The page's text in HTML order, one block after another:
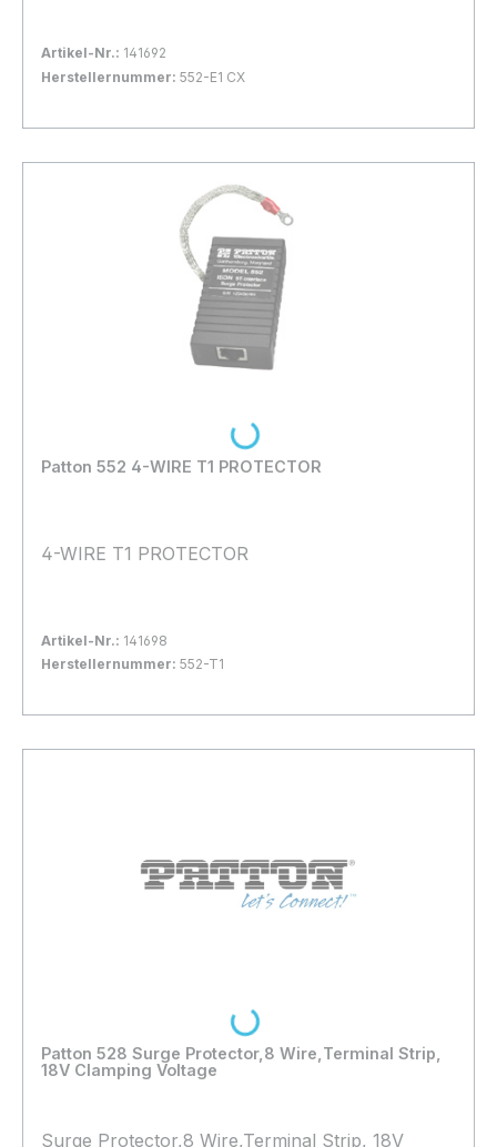
Artikel-Nr.: 141692
Herstellernummer: 552-E1 CX
In den Warenkorb
Patton 552 4-WIRE T1 PROTECTOR
4-WIRE T1 PROTECTOR
Artikel-Nr.: 141698
Herstellernummer: 552-T1
In den Warenkorb
Loading...
Patton 528 Surge Protector,8 Wire,Terminal Strip,
18V Clamping Voltage
Surge Protector,8 Wire,Terminal Strip, 18V
Loading...